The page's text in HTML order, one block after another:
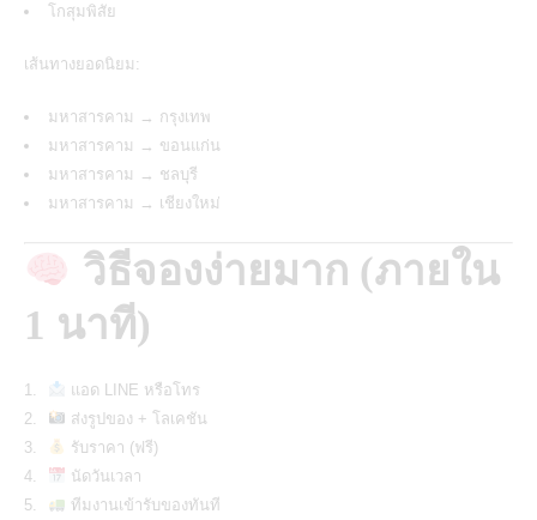
โกสุมพิสัย
เส้นทางยอดนิยม:
มหาสารคาม → กรุงเทพ
มหาสารคาม → ขอนแก่น
มหาสารคาม → ชลบุรี
มหาสารคาม → เชียงใหม่
วิธีจองง่ายมาก (ภายใน
1 นาที)
แอด LINE หรือโทร
ส่งรูปของ + โลเคชัน
รับราคา (ฟรี)
นัดวันเวลา
ทีมงานเข้ารับของทันที